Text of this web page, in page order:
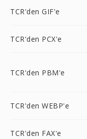
TCR'den GIF'e
TCR'den PCX'e
TCR'den PBM'e
TCR'den WEBP'e
TCR'den FAX'e